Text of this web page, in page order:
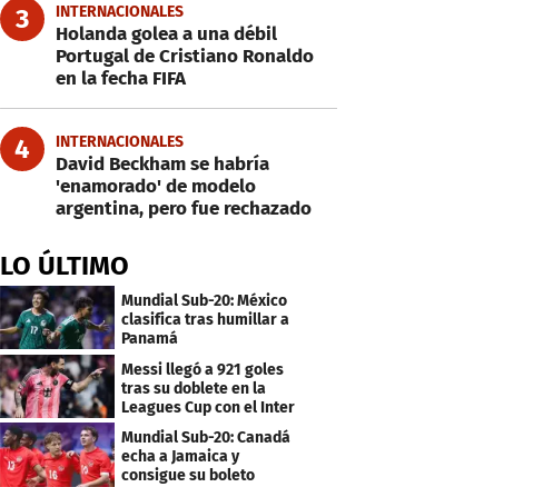
3 INTERNACIONALES
Holanda golea a una débil
Portugal de Cristiano Ronaldo
en la fecha FIFA
4 INTERNACIONALES
David Beckham se habría
'enamorado' de modelo
argentina, pero fue rechazado
LO ÚLTIMO
Mundial Sub-20: México
clasifica tras humillar a
Panamá
Messi llegó a 921 goles
tras su doblete en la
Leagues Cup con el Inter
Miami
Mundial Sub-20: Canadá
echa a Jamaica y
consigue su boleto